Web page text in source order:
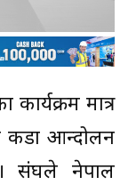
मात्र
कडा आन्दोलन
संघले नेपाल